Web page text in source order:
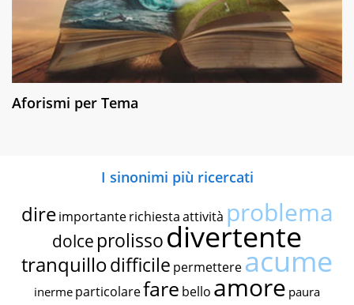
Aforismi per Tema
I sinonimi più ricercati
dire importante richiestaattività problema
dolce prolissodivertente
tranquillodifficile permettereacume
inerme particolarefare bello amore paura